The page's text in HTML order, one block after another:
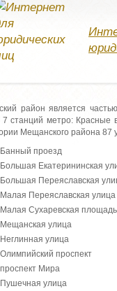
район является
7 станций метро: Красные
Мещанского района 87
Банный проезд
Большая Екатерининская
Большая Переяславская
Малая Переяславская улица
Малая Сухаревская площадь
Мещанская улица
Неглинная улица
Олимпийский проспект
проспект Мира
Пушечная улица